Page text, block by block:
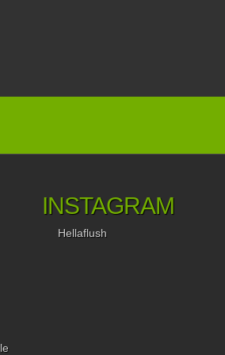
INSTAGRAM
Hellaflush